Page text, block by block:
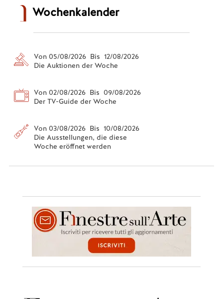
Wochenkalender
Von 05/08/2026 Bis 12/08/2026
Die Auktionen der Woche
Von 02/08/2026 Bis 09/08/2026
Der TV-Guide der Woche
Von 03/08/2026 Bis 10/08/2026
Die Ausstellungen, die diese
Woche eröffnet werden